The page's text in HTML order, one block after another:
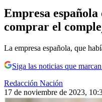
Empresa
comprar el
La empresa española, que
Siga las noticias que
Redacción Nación
17 de noviembre de 2023,